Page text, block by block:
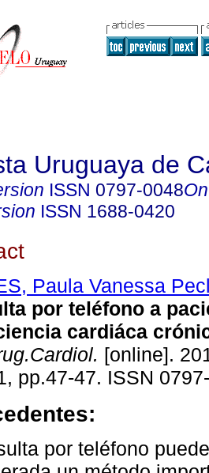
Uruguaya de
ISSN 0797-0048
ISSN 1688-0420
Paula Vanessa
por teléfono a
cardiáca
[online].
pp.47-47. ISSN
por teléfono